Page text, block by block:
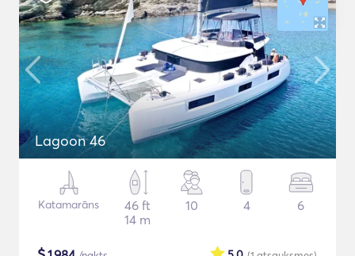
Lagoon 46
Katamarāns
46 ft
14 m
10 4 6